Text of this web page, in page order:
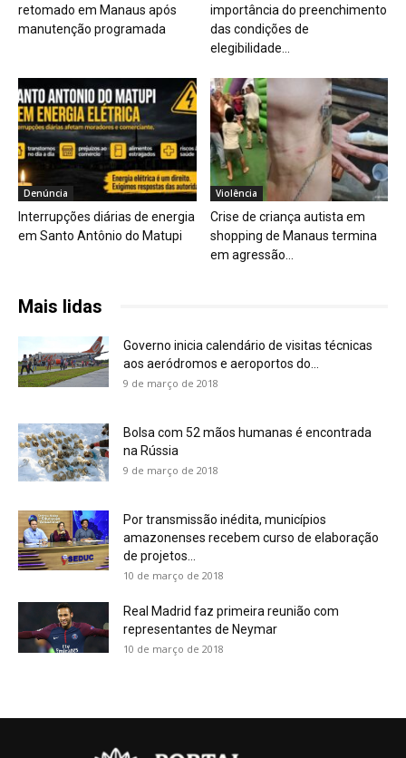
retomado em Manaus após
manutenção programada
importância do preenchimento
das condições de
elegibilidade...
Denúncia
Interrupções diárias de energia
em Santo Antônio do Matupi
Violência
Crise de criança autista em
shopping de Manaus termina
em agressão...
Mais lidas
Governo inicia calendário de visitas técnicas
aos aeródromos e aeroportos do...
9 de março de 2018
Bolsa com 52 mãos humanas é encontrada
na Rússia
9 de março de 2018
Por transmissão inédita, municípios
amazonenses recebem curso de elaboração
de projetos...
10 de março de 2018
Real Madrid faz primeira reunião com
representantes de Neymar
10 de março de 2018